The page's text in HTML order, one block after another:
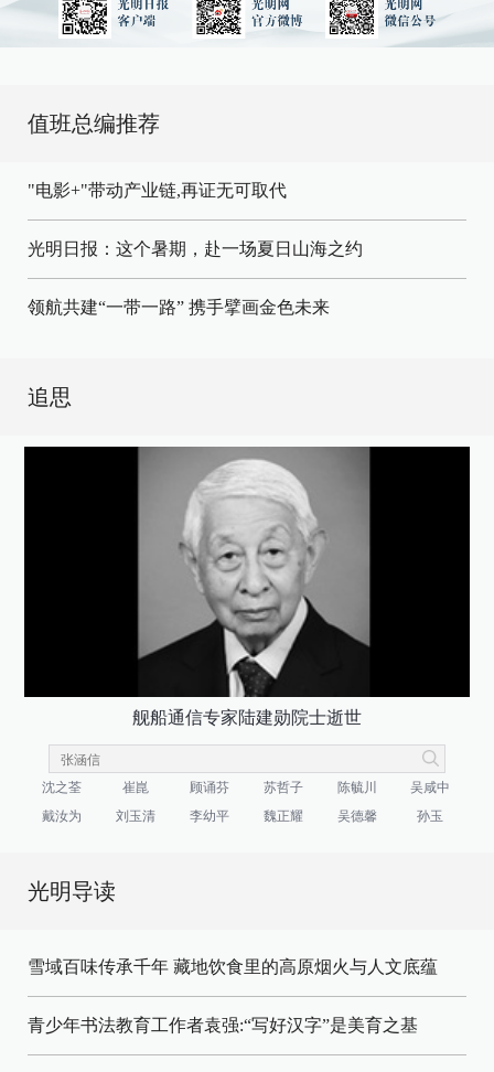
值班总编推荐
"电影+"带动产业链,再证无可取代
光明日报：这个暑期，赴一场夏日山海之约
领航共建“一带一路” 携手擘画金色未来
追思
舰船通信专家陆建勋院士逝世
沈之荃 崔崑 顾诵芬 苏哲子 陈毓川
吴咸中
戴汝为
刘玉清 李幼平 魏正耀 吴德馨 孙玉
光明导读
雪域百味传承千年 藏地饮食里的高原烟火与人文底蕴
青少年书法教育工作者袁强:“写好汉字”是美育之基